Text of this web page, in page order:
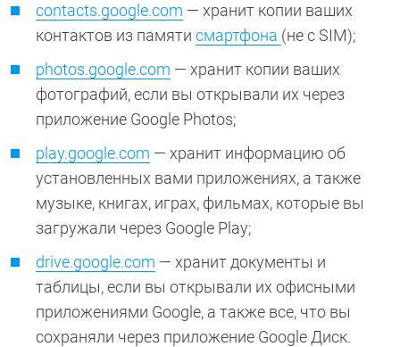
contacts.google.com — хранит копии ваших
контактов из памяти смартфона (не с SIM);
photos.google.com — хранит копии ваших
фотографий, если вы открывали их через
приложение Google Photos;
play.google.com — хранит информацию об
установленных вами приложениях, а также
музыке, книгах, играх, фильмах, которые вы
загружали через Google Play;
drive.google.com — хранит документы и
таблицы, если вы открывали их офисными
приложениями Google, а также все, что вы
сохраняли через приложение Google Диск.